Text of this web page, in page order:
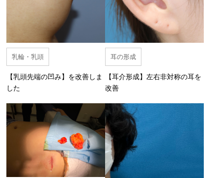
乳輪・乳頭
【乳頭先端の凹み】を改善しま
した
耳の形成
【耳介形成】左右非対称の耳を
改善